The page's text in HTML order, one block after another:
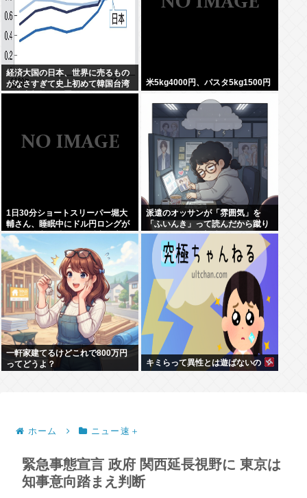
経済大国の日本、世界に売るもの
がなさすぎて史上初めて韓国台湾
に輸出額抜かれ置いてけぼり
米5kg4000円、パスタ5kg1500円
1日30分ショートスリーパー堀大
輔さん、睡眠中にドル円ロングが
日銀の介入で狩られ全財産を失い
ブチギレ
派遣のオッサンが「雰囲気」を
「ふいんき」って読んだから蹴り
飛ばしたわ...仕事舐めんな
一軒家建てるけどこれで800万円
ってどうよ？
キミらって異性とは遊ばないの
ホーム ニュー速＋
緊急事態宣言 政府 関西延長視野に 東京は
知事意向踏まえ判断